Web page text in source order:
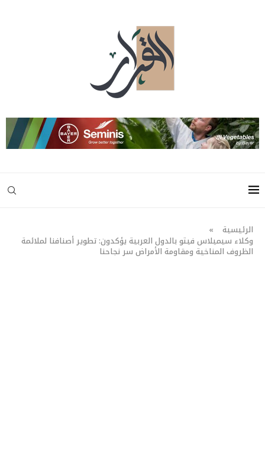
الرئيسية »
وكلاء سيميلاس فيتو بالدول العربية يؤكدون: تطوير أصنافنا لملائمة
الظروف المناخية ومقاومة الأمراض سر نجاحنا